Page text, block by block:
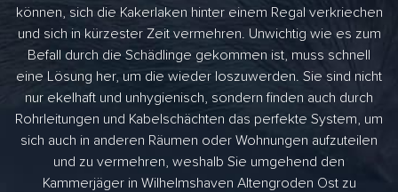
können, sich die Kakerlaken hinter einem Regal verkriechen
und sich in kürzester Zeit vermehren. Unwichtig wie es zum
Befall durch die Schädlinge gekommen ist, muss schnell
eine Lösung her, um die wieder loszuwerden. Sie sind nicht
nur ekelhaft und unhygienisch, sondern finden auch durch
Rohrleitungen und Kabelschächten das perfekte System, um
sich auch in anderen Räumen oder Wohnungen aufzuteilen
und zu vermehren, weshalb Sie umgehend den
Kammerjäger in Wilhelmshaven Altengroden Ost zu